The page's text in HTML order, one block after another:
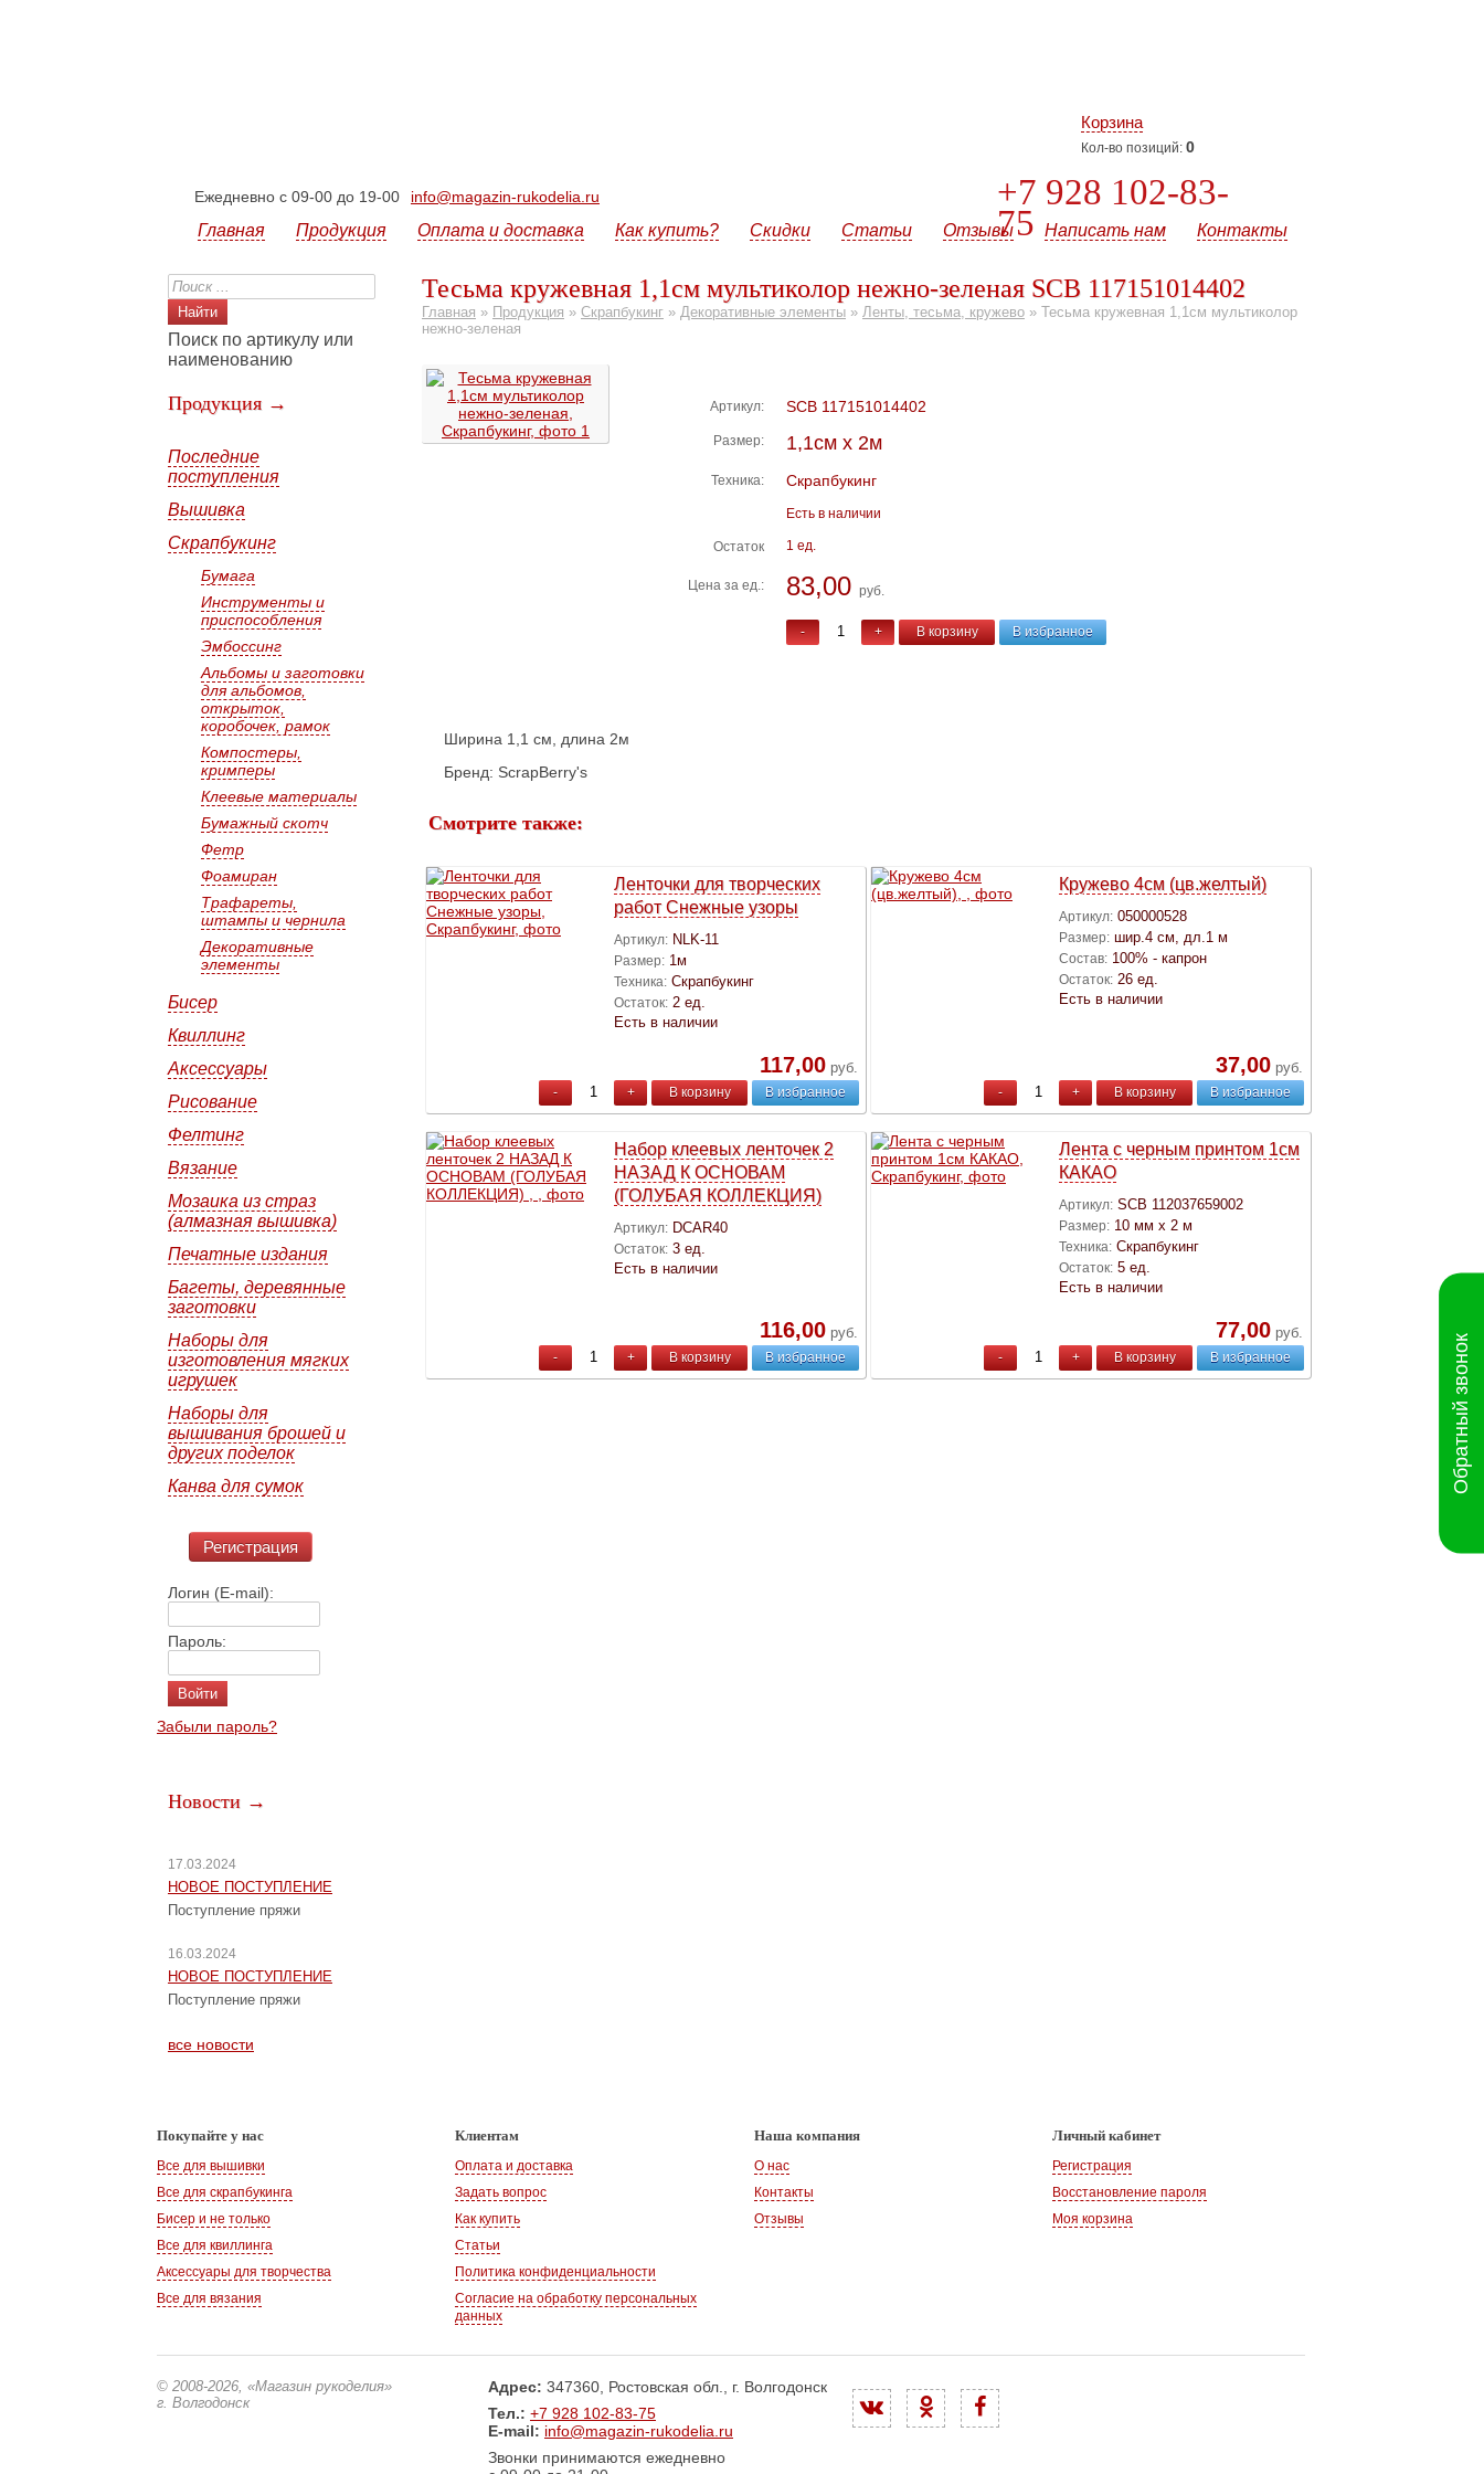
Корзина
Кол-во позиций: 0
+7 928 102-83-
75
Ежедневно с 09-00 до 19-00 info@magazin-rukodelia.ru
Главная Продукция Оплата и доставка Как купить? Скидки Статьи Отзывы Написать нам Контакты
Поиск по артикулу или
наименованию
Продукция →
Последние
поступления
Вышивка
Скрапбукинг
Бумага
Инструменты и
приспособления
Эмбоссинг
Альбомы и заготовки
для альбомов,
открыток,
коробочек, рамок
Компостеры,
кримперы
Клеевые материалы
Бумажный скотч
Фетр
Фоамиран
Трафареты,
штампы и чернила
Декоративные
элементы
Бисер
Квиллинг
Аксессуары
Рисование
Фелтинг
Вязание
Мозаика из страз
(алмазная вышивка)
Печатные издания
Багеты, деревянные
заготовки
Наборы для
изготовления мягких
игрушек
Наборы для
вышивания брошей и
других поделок
Канва для сумок
Регистрация
Логин (E-mail):
Пароль:
Забыли пароль?
Новости →
17.03.2024
НОВОЕ ПОСТУПЛЕНИЕ
Поступление пряжи
16.03.2024
НОВОЕ ПОСТУПЛЕНИЕ
Поступление пряжи
все новости
Тесьма кружевная 1,1см мультиколор нежно-зеленая SCB 117151014402
Главная » Продукция » Скрапбукинг » Декоративные элементы » Ленты, тесьма, кружево » Тесьма кружевная 1,1см мультиколор
нежно-зеленая
Артикул: SCB 117151014402
Размер: 1,1см х 2м
Техника: Скрапбукинг
Есть в наличии
Остаток 1 ед.
Цена за ед.: 83,00 руб.
- + В корзину В избранное
Ширина 1,1 см, длина 2м
Бренд: ScrapBerry's
Смотрите также:
Ленточки для творческих
работ Снежные узоры
Артикул: NLK-11
Размер: 1м
Техника: Скрапбукинг
Остаток: 2 ед.
Есть в наличии
117,00 руб.
- + В корзину В избранное
Кружево 4см (цв.желтый)
Артикул: 050000528
Размер: шир.4 см, дл.1 м
Состав: 100% - капрон
Остаток: 26 ед.
Есть в наличии
37,00 руб.
- + В корзину В избранное
Набор клеевых ленточек 2
НАЗАД К ОСНОВАМ
(ГОЛУБАЯ КОЛЛЕКЦИЯ)
Артикул: DCAR40
Остаток: 3 ед.
Есть в наличии
116,00 руб.
- + В корзину В избранное
Лента с черным принтом 1см
КАКАО
Артикул: SCB 112037659002
Размер: 10 мм х 2 м
Техника: Скрапбукинг
Остаток: 5 ед.
Есть в наличии
77,00 руб.
- + В корзину В избранное
Покупайте у нас
Все для вышивки
Все для скрапбукинга
Бисер и не только
Все для квиллинга
Аксессуары для творчества
Все для вязания
Клиентам
Оплата и доставка
Задать вопрос
Как купить
Статьи
Политика конфиденциальности
Согласие на обработку персональных
данных
Наша компания
О нас
Контакты
Отзывы
Личный кабинет
Регистрация
Восстановление пароля
Моя корзина
© 2008-2026, «Магазин рукоделия»
г. Волгодонск
Адрес: 347360, Ростовская обл., г. Волгодонск
Тел.: +7 928 102-83-75
E-mail: info@magazin-rukodelia.ru
Звонки принимаются ежедневно
Обратный звонок